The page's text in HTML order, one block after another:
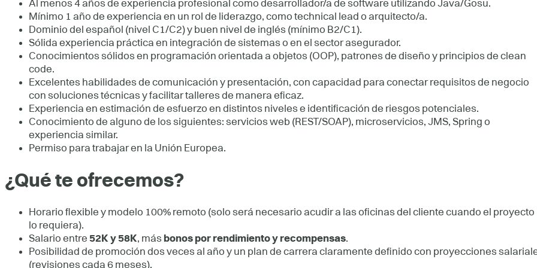
Al menos 4 años de experiencia profesional como desarrollador/a de software utilizando Java/Gosu.
Mínimo 1 año de experiencia en un rol de liderazgo, como technical lead o arquitecto/a.
Dominio del español (nivel C1/C2) y buen nivel de inglés (mínimo B2/C1).
Sólida experiencia práctica en integración de sistemas o en el sector asegurador.
Conocimientos sólidos en programación orientada a objetos (OOP), patrones de diseño y principios de clean
code.
Excelentes habilidades de comunicación y presentación, con capacidad para conectar requisitos de negocio
con soluciones técnicas y facilitar talleres de manera eficaz.
Experiencia en estimación de esfuerzo en distintos niveles e identificación de riesgos potenciales.
Conocimiento de alguno de los siguientes: servicios web (REST/SOAP), microservicios, JMS, Spring o
experiencia similar.
Permiso para trabajar en la Unión Europea.
¿Qué te ofrecemos?
Horario flexible y modelo 100% remoto (solo será necesario acudir a las oficinas del cliente cuando el proyecto
lo requiera).
Salario entre 52K y 58K, más bonos por rendimiento y recompensas.
Posibilidad de promoción dos veces al año y un plan de carrera claramente definido con proyecciones
(revisiones cada 6 meses).